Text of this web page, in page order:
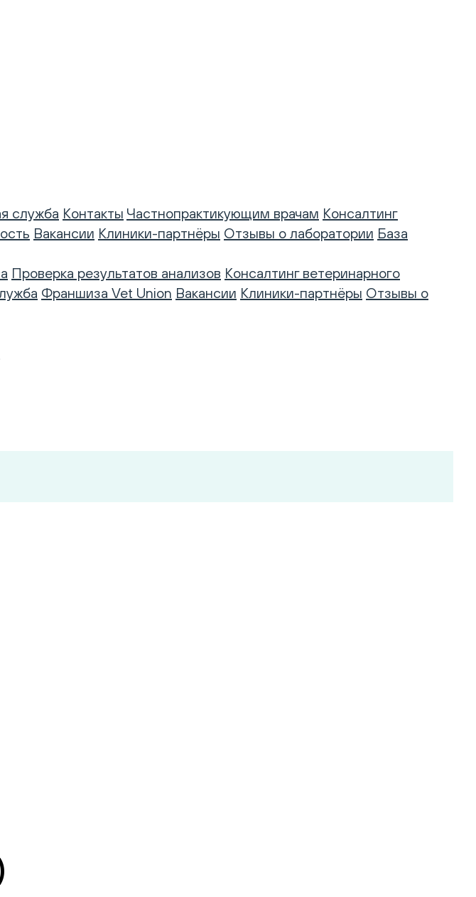
служба Контакты Частнопрактикующим врачам Консалтинг
Вакансии Клиники-партнёры Отзывы о лаборатории База
Проверка результатов анализов Консалтинг ветеринарного
Франшиза Vet Union Вакансии Клиники-партнёры Отзывы о